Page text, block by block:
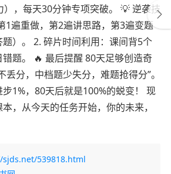
，每天30分钟专项突破。 💡 逆袭技
1遍重做，第2遍讲思路，第3遍变题
）。 2. 碎片时间利用：课间背5个
题。 🔥 最后提醒 80天足够创造奇
丢分，中档题少失分，难题抢得分”。
1%，80天后就是100%的蜕变！ 现
，从今天的任务开始，你的未来，
539818.html